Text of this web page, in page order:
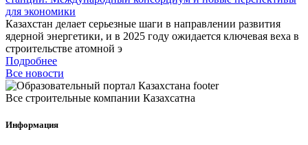
для экономики
Казахстан делает серьезные шаги в направлении развития
ядерной энергетики, и в 2025 году ожидается ключевая веха в
строительстве атомной э
Подробнее
Все новости
Все строительные компании Казахсатна
Информация